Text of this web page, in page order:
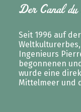
Der Canal
Seit 1996 auf
Ingenieurs
begonnenen
wurde eine
Mittelmeer und